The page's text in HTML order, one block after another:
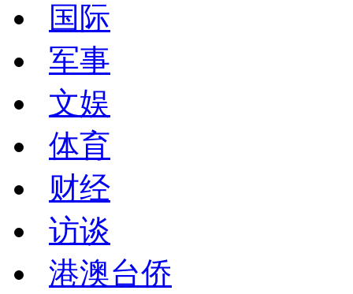
国际
军事
文娱
体育
财经
访谈
港澳台侨